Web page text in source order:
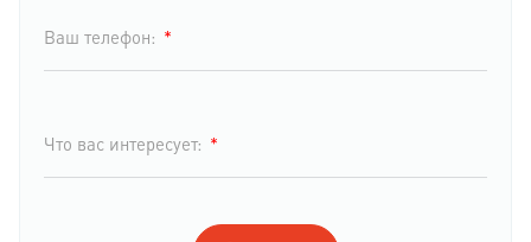
Ваш телефон: *
Что вас интересует: *